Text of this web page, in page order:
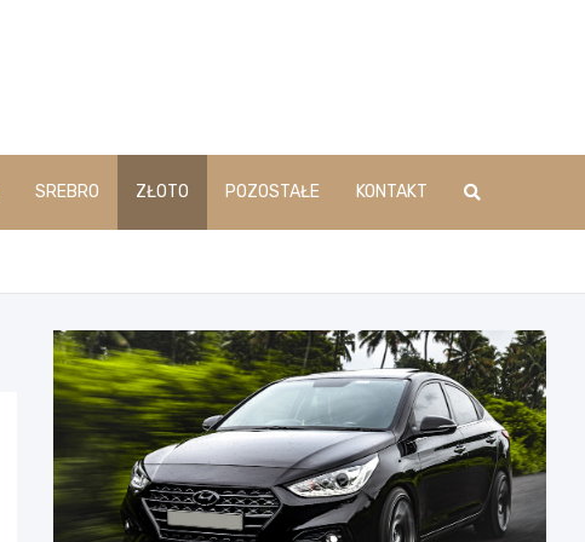
SREBRO ZŁOTO POZOSTAŁE KONTAKT